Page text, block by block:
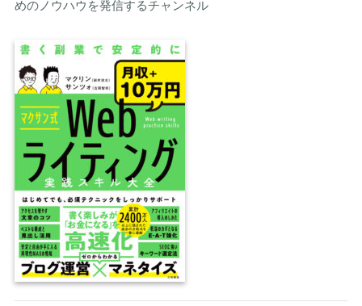
めのノウハウを発信するチャンネル